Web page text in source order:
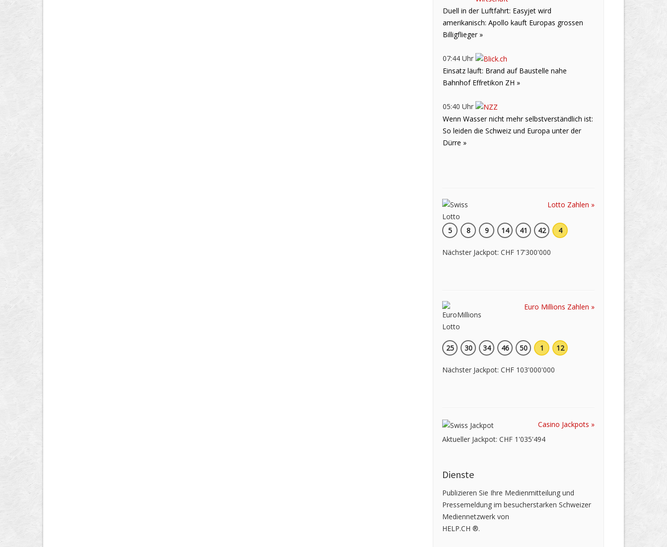
Duell in der Luftfahrt: Easyjet wird
amerikanisch: Apollo kauft Europas grossen
Billigflieger »
07:44 Uhr
Einsatz läuft: Brand auf Baustelle nahe
Bahnhof Effretikon ZH »
05:40 Uhr
Wenn Wasser nicht mehr selbstverständlich ist:
So leiden die Schweiz und Europa unter der
Dürre »
Lotto Zahlen »
5 8 9 14 41 42 4
Nächster Jackpot: CHF 17'300'000
Euro Millions Zahlen »
25 30 34 46 50 1 12
Nächster Jackpot: CHF 103'000'000
Casino Jackpots »
Aktueller Jackpot: CHF 1'035'494
Dienste
Publizieren Sie Ihre Medienmitteilung und
Pressemeldung im besucherstarken Schweizer
Mediennetzwerk von
HELP.CH ®.